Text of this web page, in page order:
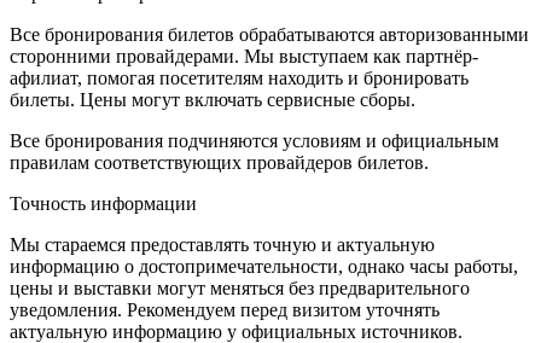
Все бронирования билетов обрабатываются авторизованными
сторонними провайдерами. Мы выступаем как партнёр-
афилиат, помогая посетителям находить и бронировать
билеты. Цены могут включать сервисные сборы.
Все бронирования подчиняются условиям и официальным
правилам соответствующих провайдеров билетов.
Точность информации
Мы стараемся предоставлять точную и актуальную
информацию о достопримечательности, однако часы работы,
цены и выставки могут меняться без предварительного
уведомления. Рекомендуем перед визитом уточнять
актуальную информацию у официальных источников.